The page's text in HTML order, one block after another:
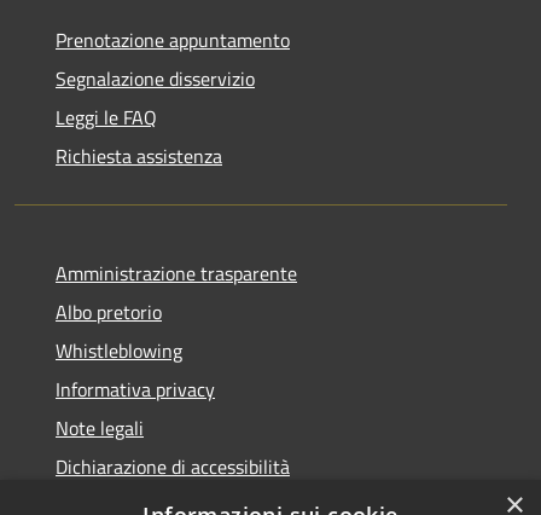
Prenotazione appuntamento
Segnalazione disservizio
Leggi le FAQ
Richiesta assistenza
Amministrazione trasparente
Albo pretorio
Whistleblowing
Informativa privacy
Note legali
Dichiarazione di accessibilità
Obiettivi di accessibilità 2026
×